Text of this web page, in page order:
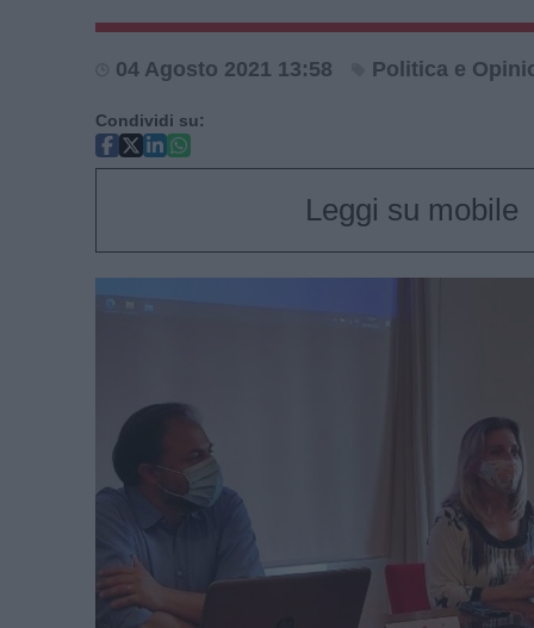
04 Agosto 2021 13:58 Politica e
Condividi su:
Leggi su mobile